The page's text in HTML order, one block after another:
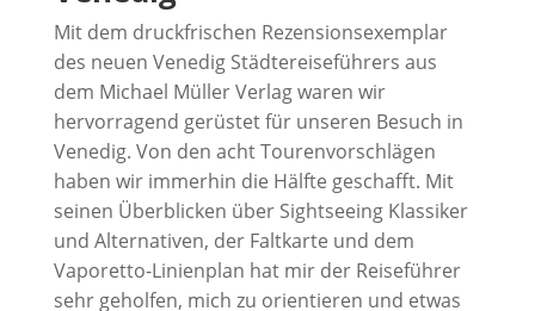
Mit dem druckfrischen Rezensionsexemplar
des neuen Venedig Städtereiseführers aus
dem Michael Müller Verlag waren wir
hervorragend gerüstet für unseren Besuch in
Venedig. Von den acht Tourenvorschlägen
haben wir immerhin die Hälfte geschafft. Mit
seinen Überblicken über Sightseeing Klassiker
und Alternativen, der Faltkarte und dem
Vaporetto-Linienplan hat mir der Reiseführer
sehr geholfen, mich zu orientieren und etwas